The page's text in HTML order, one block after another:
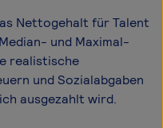
Netto­gehalt für Talent
und Maximal­
realistische
und Sozialabgaben
ausgezahlt wird.